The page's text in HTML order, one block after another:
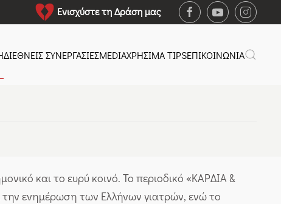
Ενισχύστε τη Δράση μας
ΔΙΕΘΝΕΙΣ ΣΥΝΕΡΓΑΣΙΕΣMEDIAΧΡΉΣΙΜΑ TIPSΕΠΙΚΟΙΝΩΝΙΑ
και το ευρύ κοινό. Το περιοδικό «ΚΑΡΔΙΑ &
την ενημέρωση των Ελλήνων γιατρών, ενώ το